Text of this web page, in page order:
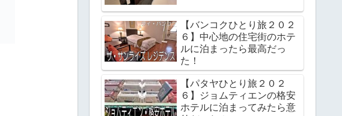
【バンコクひとり旅２０２
６】中心地の住宅街のホテ
ルに泊まったら最高だっ
た！
【パタヤひとり旅２０２
６】ジョムティエンの格安
ホテルに泊まってみたら意